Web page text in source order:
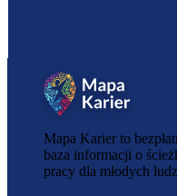
Mapa Karier to
baza informacji o
pracy dla młodych